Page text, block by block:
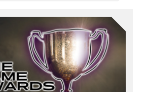
mehanike igre koju je napravio
kritičara zaljubi se u ER.